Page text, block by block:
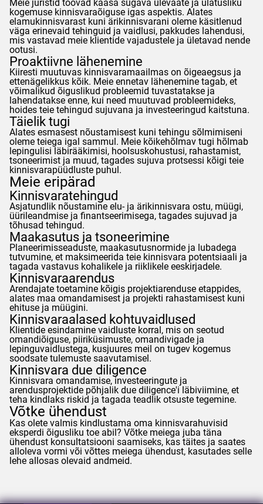
Meie juristid toovad kaasa sügava ülevaate ja ulatusliku
kogemuse kinnisvaraõiguse igas aspektis. Alates
elamukinnisvarast kuni ärikinnisvarani oleme käsitlenud
väga erinevaid tehinguid ja vaidlusi, pakkudes lahendusi,
mis vastavad meie klientide vajadustele ja ületavad nende
ootusi.
Proaktiivne lähenemine
Kiiresti muutuvas kinnisvaramaailmas on õigeaegsus ja
ettenägelikkus kõik. Meie ennetav lähenemine tagab, et
võimalikud õiguslikud probleemid tuvastatakse ja
lahendatakse enne, kui need muutuvad probleemideks,
hoides teie tehingud sujuvana ja investeeringud kaitstuna.
Täielik tugi
Alates esmasest nõustamisest kuni tehingu sõlmimiseni
oleme teiega igal sammul. Meie kõikehõlmav tugi hõlmab
lepingulisi läbirääkimisi, hoolsuskohustusi, rahastamist,
tsoneerimist ja muud, tagades sujuva protsessi kõigi teie
kinnisvarapüüdluste puhul.
Meie eripärad
Kinnisvaratehingud
Asjatundlik nõustamine elu- ja ärikinnisvara ostu, müügi,
üürileandmise ja finantseerimisega, tagades sujuvad ja
tõhusad tehingud.
Maakasutus ja tsoneerimine
Planeerimisseaduste, maakasutusnormide ja lubadega
tutvumine, et maksimeerida teie kinnisvara potentsiaali ja
tagada vastavus kohalikele ja riiklikele eeskirjadele.
Kinnisvaraarendus
Arendajate toetamine kõigis projektiarenduse etappides,
alates maa omandamisest ja projekti rahastamisest kuni
ehituse ja müügini.
Kinnisvaraalased kohtuvaidlused
Klientide esindamine vaidluste korral, mis on seotud
omandiõiguse, piiriküsimuste, omandivigade ja
lepinguvaidlustega, kusjuures meil on tugev kogemus
soodsate tulemuste saavutamisel.
Kinnisvara due diligence
Kinnisvara omandamise, investeeringute ja
arendusprojektide põhjalik due diligence'i läbiviimine, et
teha kindlaks riskid ja tagada teadlik otsuste tegemine.
Võtke ühendust
Kas olete valmis kindlustama oma kinnisvarahuvisid
eksperdi õigusliku toe abil? Võtke meiega juba täna
ühendust konsultatsiooni saamiseks, kas täites ja saates
alloleva vormi või võttes meiega ühendust, kasutades selle
lehe allosas olevaid andmeid.